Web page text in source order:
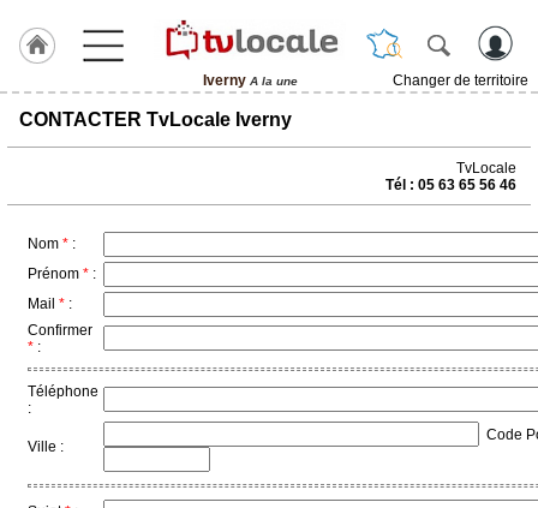
Iverny A la une
Changer de territoire
J'adhère
Hulcoq
Iverny
TvLocale
Accueil
RUBRIQUES
Agenda
Gazette
CONTACTER TvLocale Iverny
TvLocale
Tél : 05 63 65 56 46
Nom * :
Prénom * :
Mail * :
Confirmer
* :
Téléphone
:
Ville :
Code